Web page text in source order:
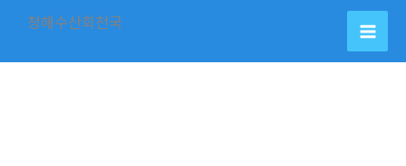
츠
청해수산회천국